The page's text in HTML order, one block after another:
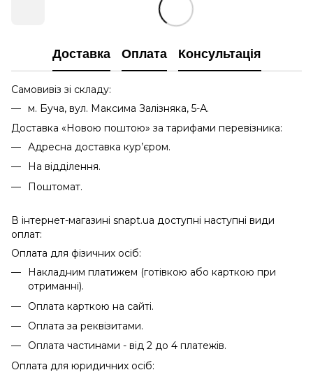
Доставка Оплата Консультація
Самовивіз зі складу:
м. Буча, вул. Максима Залізняка, 5-А.
Доставка «Новою поштою» за тарифами перевізника:
Адресна доставка кур’єром.
На відділення.
Поштомат.
В інтернет-магазині snapt.ua доступні наступні види
оплат:
Оплата для фізичних осіб:
Накладним платижем (готівкою або карткою при
отриманні).
Оплата карткою на сайті.
Оплата за реквізитами.
Оплата частинами - від 2 до 4 платежів.
Оплата для юридичних осіб: